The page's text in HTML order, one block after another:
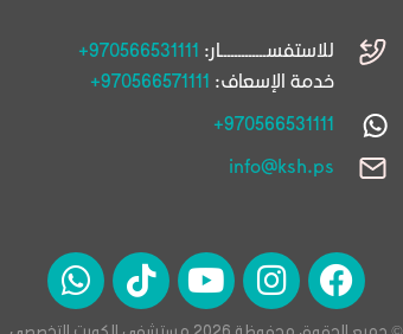
للاستفســـــــــــــار: +970566531111
خدمة الإسعاف: +970566571111
+970566531111
info@ksh.ps
© جميع الحقوق محفوظة 2026 مستشفى الكويت التخصصي